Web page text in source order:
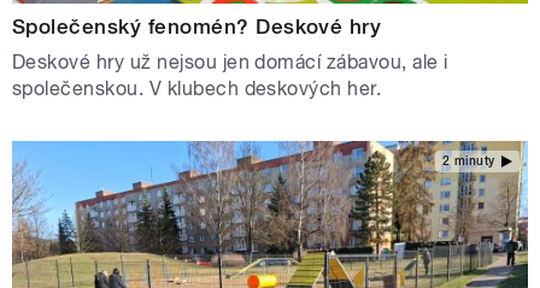
Společenský fenomén? Deskové hry
Deskové hry už nejsou jen domácí zábavou, ale i
společenskou. V klubech deskových her.
2 minuty